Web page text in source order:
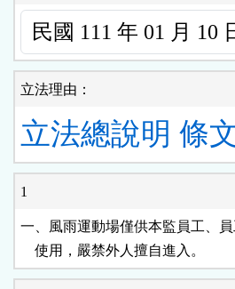
立法理由：
立法總說明 條
1
一、風雨運動場僅供本監員工、
    使用，嚴禁外人擅自進入。